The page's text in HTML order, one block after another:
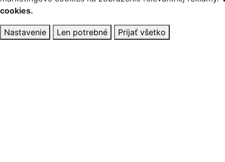
cookies.
Nastavenie Len potrebné Prijať všetko